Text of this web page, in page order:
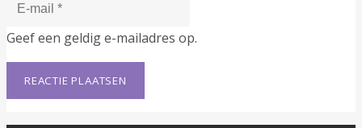
Geef een geldig e-mailadres op.
REACTIE PLAATSEN